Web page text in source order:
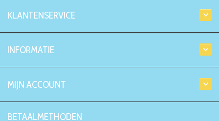
KLANTENSERVICE
INFORMATIE
MIJN ACCOUNT
BETAALMETHODEN